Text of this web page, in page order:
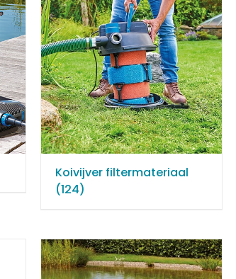
Koivijver filtermateriaal
(124)